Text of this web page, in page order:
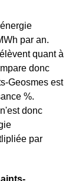
par an.
quant à
donc
Geosmes est
%.
donc
par